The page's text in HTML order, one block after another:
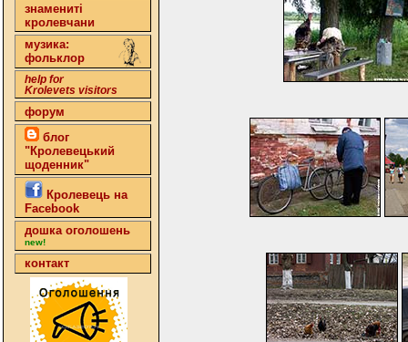
знамениті
кролевчани
музика:
фольклор
help for
Krolevets visitors
форум
блог
"Кролевецький
щоденник"
Кролевець на
Facebook
дошка оголошень
new!
контакт